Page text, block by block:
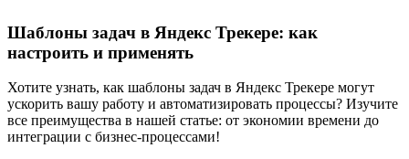
Шаблоны задач в Яндекс Трекере: как
настроить и применять
Хотите узнать, как шаблоны задач в Яндекс Трекере могут
ускорить вашу работу и автоматизировать процессы? Изучите
все преимущества в нашей статье: от экономии времени до
интеграции с бизнес-процессами!